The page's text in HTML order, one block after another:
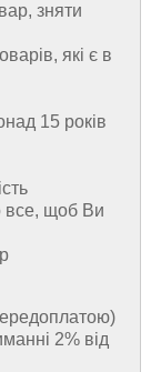
зняти
які є в
15 років
все, щоб Ви
2% від